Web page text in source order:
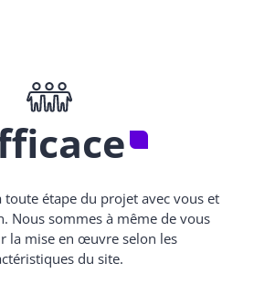
toute étape du projet avec vous et
Nous sommes à même de vous
la mise en œuvre selon les
du site.